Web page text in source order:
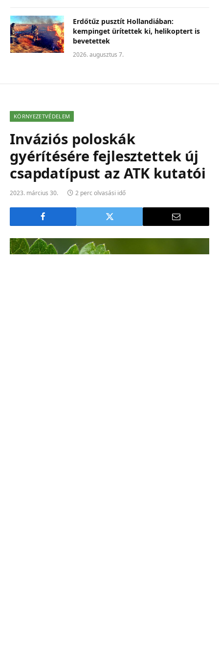
Erdőtűz pusztít Hollandiában:
kempinget ürítettek ki, helikoptert is
bevetettek
2026. augusztus 7.
KÖRNYEZETVÉDELEM
Inváziós poloskák
gyérítésére fejlesztettek új
csapdatípust az ATK kutatói
2023. március 30. 2 perc olvasási idő